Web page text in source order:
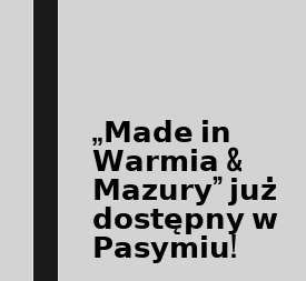
„𝗠𝗮𝗱𝗲 𝗶𝗻
𝗪𝗮𝗿𝗺𝗶𝗮 &
𝗠𝗮𝘇𝘂𝗿𝘆” 𝗷𝘂𝘇̇
𝗱𝗼𝘀𝘁𝗲̨𝗽𝗻𝘆 𝘄
𝗣𝗮𝘀𝘆𝗺𝗶𝘂!